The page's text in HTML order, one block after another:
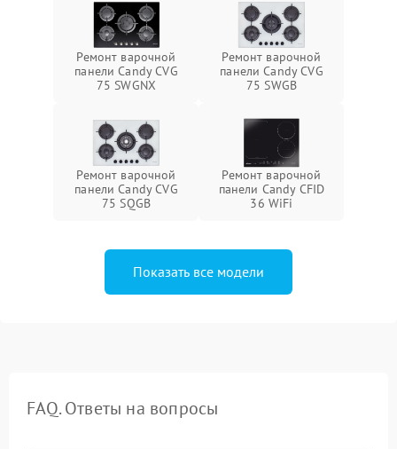
Ремонт варочной
панели Candy CVG
75 SWGNX
Ремонт варочной
панели Candy CVG
75 SWGB
Ремонт варочной
панели Candy CVG
75 SQGB
Ремонт варочной
панели Candy CFID
36 WiFi
Показать все модели
FAQ. Ответы на вопросы